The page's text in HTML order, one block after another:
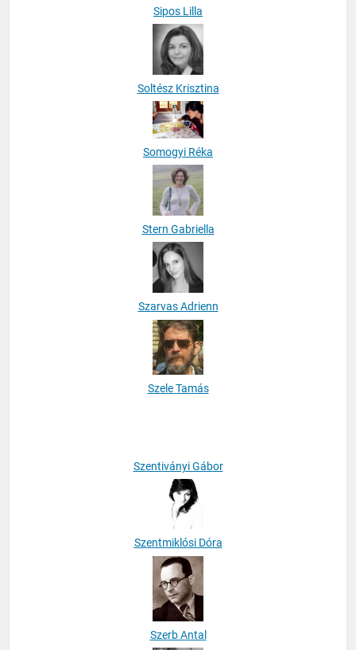
Sipos Lilla
Soltész Krisztina
Somogyi Réka
Stern Gabriella
Szarvas Adrienn
Szele Tamás
Szentmiklósi Dóra
Szerb Antal